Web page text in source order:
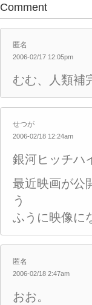
Comment
匿名
2006-02/17 12:05pm
むむ、人類補
せつが
2006-02/18 12:24am
銀河ヒッチハ
最近映画が公
う
ふうに映像に
匿名
2006-02/18 2:47am
おお。